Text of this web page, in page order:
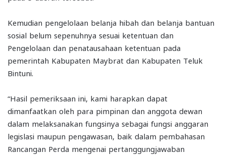
Kemudian pengelolaan belanja hibah dan belanja bantuan
sosial belum sepenuhnya sesuai ketentuan dan
Pengelolaan dan penatausahaan ketentuan pada
pemerintah Kabupaten Maybrat dan Kabupaten Teluk
Bintuni.
“Hasil pemeriksaan ini, kami harapkan dapat
dimanfaatkan oleh para pimpinan dan anggota dewan
dalam melaksanakan fungsinya sebagai fungsi anggaran
legislasi maupun pengawasan, baik dalam pembahasan
Rancangan Perda mengenai pertanggungjawaban